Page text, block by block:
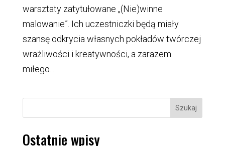
warsztaty zatytułowane „(Nie)winne
malowanie”. Ich uczestniczki będą miały
szansę odkrycia własnych pokładów twórczej
wrażliwości i kreatywności, a zarazem
miłego...
Szukaj
Ostatnie wpisy